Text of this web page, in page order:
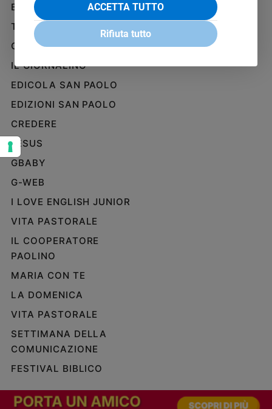
settimana
Migranti
Diversità
inclusione
Costume
Cultura
e
Sanremo
2026
Cinema,
e
streaming
Famiglia
educazione
Genitori
e
Coppia
Scuola
BENESSERE
TELENOVA
GAZZETTA D'ALBA
IL GIORNALINO
EDICOLA SAN PAOLO
EDIZIONI SAN PAOLO
CREDERE
JESUS
GBABY
G-WEB
I LOVE ENGLISH JUNIOR
VITA PASTORALE
IL COOPERATORE
PAOLINO
MARIA CON TE
LA DOMENICA
VITA PASTORALE
SETTIMANA DELLA
COMUNICAZIONE
FESTIVAL BIBLICO
WHISTLEBLOWING
SOCIAL
ACCETTA TUTTO
Rifiuta tutto